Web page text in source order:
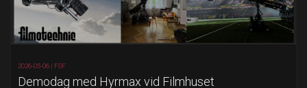
2026-05-06 | FSF
Demodag med Hyrmax vid Filmhuset